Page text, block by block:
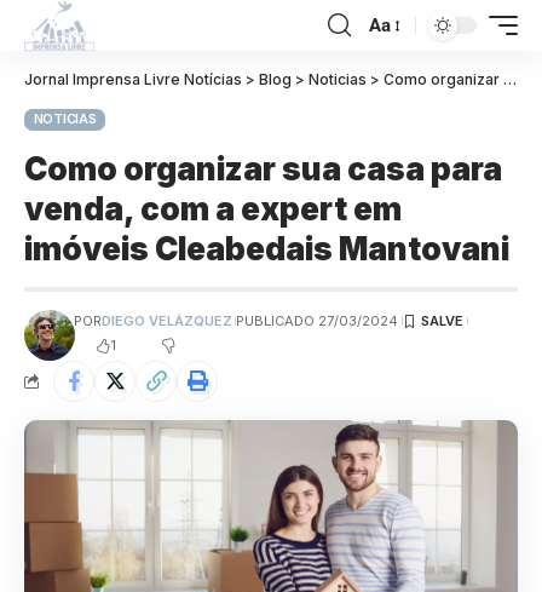
Aa
Jornal Imprensa Livre Notícias > Blog > Noticias > Como organizar sua casa para venda, com a expert em imóveis Cleabedais Mantovani
NOTICIAS
Como organizar sua casa para
venda, com a expert em
imóveis Cleabedais Mantovani
PORDIEGO VELÁZQUEZ PUBLICADO 27/03/2024
1